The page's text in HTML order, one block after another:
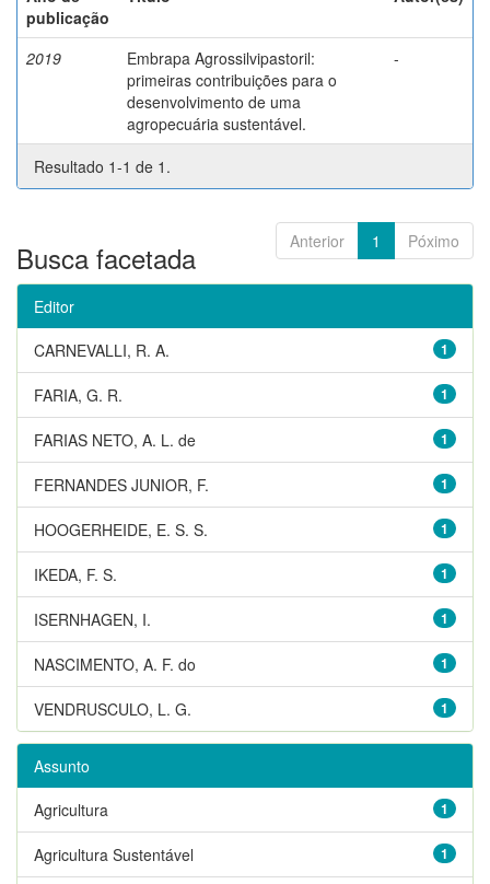
publicação
2019
Embrapa Agrossilvipastoril:
primeiras contribuições para o
desenvolvimento de uma
agropecuária sustentável.
-
Resultado 1-1 de 1.
Anterior 1 Póximo
Busca facetada
Editor
1
CARNEVALLI, R. A.
1
FARIA, G. R.
1
FARIAS NETO, A. L. de
1
FERNANDES JUNIOR, F.
1
HOOGERHEIDE, E. S. S.
1
IKEDA, F. S.
1
ISERNHAGEN, I.
1
NASCIMENTO, A. F. do
1
VENDRUSCULO, L. G.
Assunto
1
Agricultura
1
Agricultura Sustentável